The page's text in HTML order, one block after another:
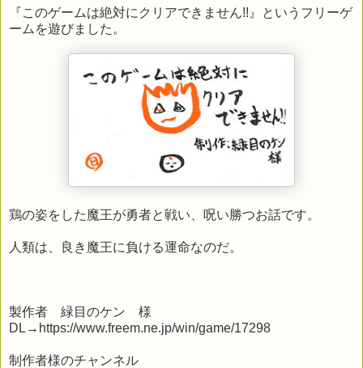
『このゲームは絶対にクリアできません!!』というフリーゲ
ームを遊びました。
鶏の姿をした魔王が勇者と戦い、呪い勝つお話です。
人類は、良き魔王に負ける運命なのだ。
製作者 緑目のケン 様
DL→https://www.freem.ne.jp/win/game/17298
制作者様のチャンネル